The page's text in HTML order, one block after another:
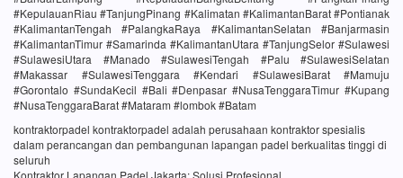
#KepulauanRiau #TanjungPinang #Kalimatan #KalimantanBarat #Pontianak
#KalimantanTengah #PalangkaRaya #KalimantanSelatan #Banjarmasin
#KalimantanTimur #Samarinda #KalimantanUtara #TanjungSelor #Sulawesi
#SulawesiUtara #Manado #SulawesiTengah #Palu #SulawesiSelatan
#Makassar #SulawesiTenggara #Kendari #SulawesiBarat #Mamuju
#Gorontalo #SundaKecil #Bali #Denpasar #NusaTenggaraTimur #Kupang
#NusaTenggaraBarat #Mataram #lombok #Batam
kontraktorpadel kontraktorpadel adalah perusahaan kontraktor spesialis
dalam perancangan dan pembangunan lapangan padel berkualitas tinggi di
seluruh
Kontraktor Lapangan Padel Jakarta: Solusi Profesional